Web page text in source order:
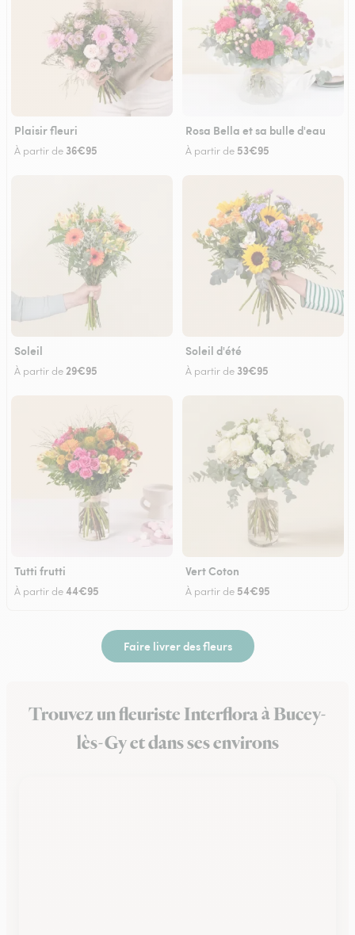
Plaisir fleuri
À partir de 36€95
Rosa Bella et sa bulle d'eau
À partir de 53€95
Soleil
À partir de29€95
Soleil d'été
À partir de 39€95
Tutti frutti
À partir de44€95
Vert Coton
À partir de 54€95
Faire livrer des fleurs
Trouvez un fleuriste Interflora à Bucey-
lès-Gy et dans ses environs